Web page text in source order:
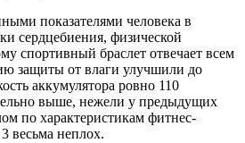
показателями человека в
сердцебиения, физической
спортивный браслет отвечает всем
защиты от влаги улучшили до
аккумулятора ровно 110
выше, нежели у предыдущих
по характеристикам фитнес-
весьма неплох.